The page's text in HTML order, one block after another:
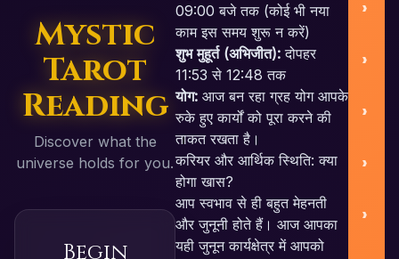
Mystic
Tarot
Reading
Discover what the
universe holds for you.
Begin
09:00 बजे तक (कोई भी नया
काम इस समय शुरू न करें)
शुभ मुहूर्त (अभिजीत): दोपहर
11:53 से 12:48 तक
योग: आज बन रहा ग्रह योग आपके
रुके हुए कार्यों को पूरा करने की
ताकत रखता है।
करियर और आर्थिक स्थिति: क्या
होगा खास?
आप स्वभाव से ही बहुत मेहनती
और जुनूनी होते हैं। आज आपका
यही जुनून कार्यक्षेत्र में आपको